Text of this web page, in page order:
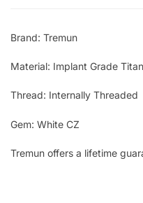
Brand: Tremun
Material: Implant Grade
Thread: Internally Threaded
Gem: White CZ
Tremun offers a lifetime